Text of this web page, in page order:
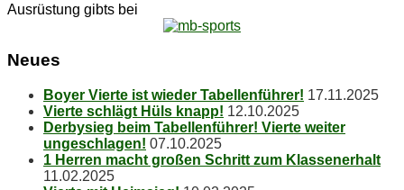
Ausrüstung gibts bei
Neu­es
Boy­er Vier­te ist wie­der Tabellenführer! 17.11.2025
Vier­te schlägt Hüls knapp! 12.10.2025
Der­by­sieg beim Ta­bel­len­füh­rer! Vier­te wei­ter
ungeschlagen! 07.10.2025
1 Her­ren macht gro­ßen Schritt zum Klassenerhalt
11.02.2025